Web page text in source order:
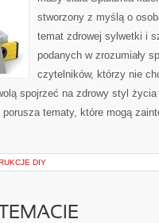
stworzony z myślą o
temat zdrowej sylwetki i
podanych w zrozumiały
czytelników, którzy nie
spojrzeć na zdrowy styl
tematy, które mogą
DIY